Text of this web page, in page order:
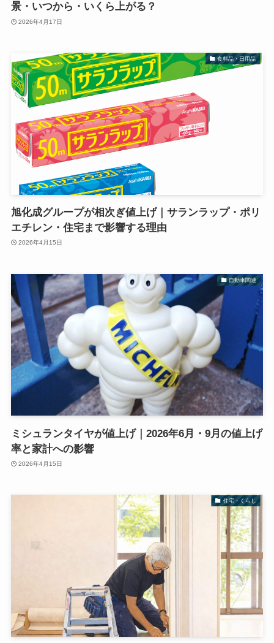
景・いつから・いくら上がる？
2026年4月17日
食料品・日用品
旭化成グループが相次ぎ値上げ｜サランラップ・ポリ
エチレン・住宅まで影響する理由
2026年4月15日
自動車関連
ミシュランタイヤが値上げ｜2026年6月・9月の値上げ
率と家計への影響
2026年4月15日
住宅・くらし